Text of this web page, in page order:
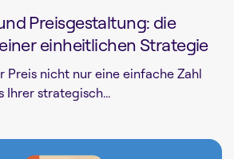
Preisgestaltung: die
einheitlichen Strategie
Preis nicht nur eine einfache Zahl
Ihrer strategisch...